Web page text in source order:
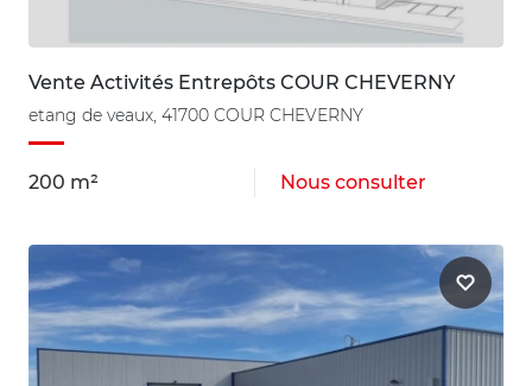
Vente Activités Entrepôts COUR CHEVERNY
etang de veaux, 41700 COUR CHEVERNY
200 m² Nous consulter